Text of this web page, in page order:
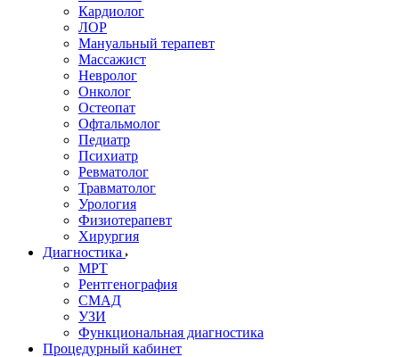
Кардиолог
ЛОР
Мануальный терапевт
Массажист
Невролог
Онколог
Остеопат
Офтальмолог
Педиатр
Психиатр
Ревматолог
Травматолог
Урология
Физиотерапевт
Хирургия
Диагностика
МРТ
Рентгенография
СМАД
УЗИ
Функциональная диагностика
Процедурный кабинет